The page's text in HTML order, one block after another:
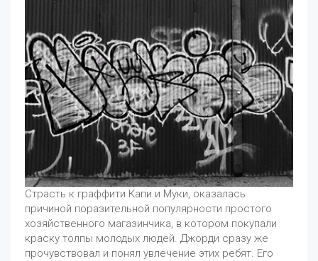
Страсть к граффити Капи и Муки, оказалась
причиной поразительной популярности простого
хозяйственного магазинчика, в котором покупали
краску толпы молодых людей. Джорди сразу же
прочувствовал и понял увлечение этих ребят. Его